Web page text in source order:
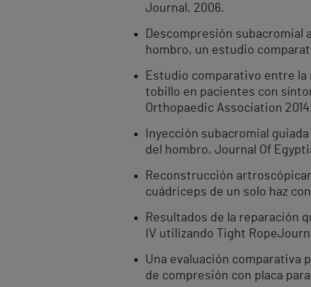
Journal, 2006.
Descompresión subacromial
hombro, un estudio
Estudio comparativo entre la
tobillo en pacientes con
Orthopaedic Association
Inyección subacromial
del hombro, Journal Of
Reconstrucción
cuádriceps de un solo haz
Resultados de la reparación
IV utilizando Tight
Una evaluación comparativa
de compresión con placa